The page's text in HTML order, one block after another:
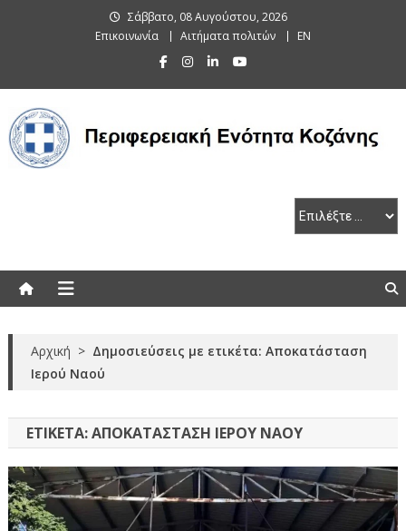
Σάββατο, 08 Αυγούστου, 2026
Επικοινωνία
Αιτήματα πολιτών EN
Αρχική > Δημοσιεύσεις με ετικέτα: Αποκατάσταση
Ιερού Ναού
ΕΤΙΚΈΤΑ:ΑΠΟΚΑΤΆΣΤΑΣΗ ΙΕΡΟΎ ΝΑΟΎ